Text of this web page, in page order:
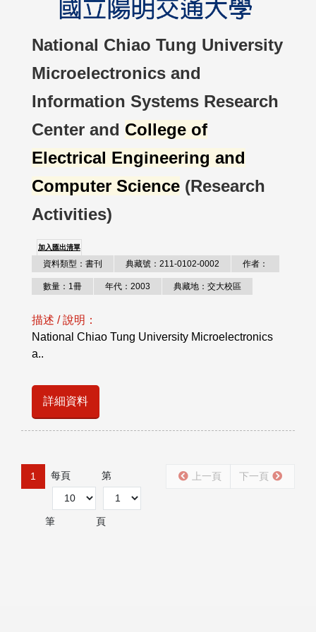
National Chiao Tung University
Microelectronics and
Information Systems Research
Center and College of
Electrical Engineering and
Computer Science (Research
Activities)
加入匯出清單
資料類型：書刊 典藏號：211-0102-0002 作者：
數量：1冊 年代：2003 典藏地：交大校區
描述 / 說明：
National Chiao Tung University Microelectronics
a..
詳細資料
1 每頁
筆
第
頁
上一頁 下一頁